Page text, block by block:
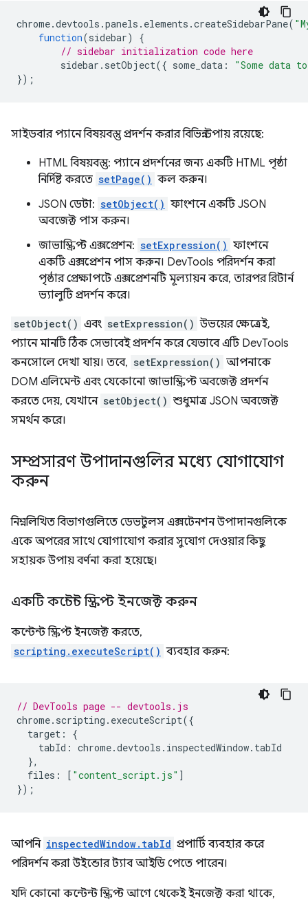
chrome.devtools .panels . elements .createSidebarPane(
function(sidebar)
{
// sidebar initialization code here
sidebar . setObject({ some_data :
"Some data
});
সাইডবার প্যানে বিষয়বস্তু প্রদর্শন করার বিভিন্ন উপায় রয়েছে:
HTML বিষয়বস্তু: প্যানে প্রদর্শনের জন্য একটি HTML পৃষ্ঠা
নির্দিষ্ট করতে setPage() কল করুন।
JSON ডেটা: setObject() ফাংশনে একটি JSON
অবজেক্ট পাস করুন।
জাভাস্ক্রিপ্ট এক্সপ্রেশন: setExpression() ফাংশনে
একটি এক্সপ্রেশন পাস করুন। DevTools পরিদর্শন করা
পৃষ্ঠার প্রেক্ষাপটে এক্সপ্রেশনটি মূল্যায়ন করে, তারপর রিটার্ন
ভ্যালুটি প্রদর্শন করে।
setObject() এবং setExpression() উভয়ের ক্ষেত্রেই,
প্যানে মানটি ঠিক সেভাবেই প্রদর্শন করে যেভাবে এটি DevTools
কনসোলে দেখা যায়। তবে, setExpression() আপনাকে
DOM এলিমেন্ট এবং যেকোনো জাভাস্ক্রিপ্ট অবজেক্ট প্রদর্শন
করতে দেয়, যেখানে setObject() শুধুমাত্র JSON অবজেক্ট
সমর্থন করে।
সম্প্রসারণ উপাদানগুলির মধ্যে যোগাযোগ
করুন
নিম্নলিখিত বিভাগগুলিতে ডেভটুলস এক্সটেনশন উপাদানগুলিকে
একে অপরের সাথে যোগাযোগ করার সুযোগ দেওয়ার কিছু
সহায়ক উপায় বর্ণনা করা হয়েছে।
একটি কন্টেন্ট স্ক্রিপ্ট ইনজেক্ট করুন
কন্টেন্ট স্ক্রিপ্ট ইনজেক্ট করতে,
scripting.executeScript() ব্যবহার করুন:
// DevTools page -- devtools.js
chrome. scripting . executeScript({
target :
{
tabId : chrome.devtools . inspectedWindow. tabId
},
files : [ "content_script.js" ]
});
আপনি inspectedWindow.tabId প্রপার্টি ব্যবহার করে
পরিদর্শন করা উইন্ডোর ট্যাব আইডি পেতে পারেন।
যদি কোনো কন্টেন্ট স্ক্রিপ্ট আগে থেকেই ইনজেক্ট করা থাকে,